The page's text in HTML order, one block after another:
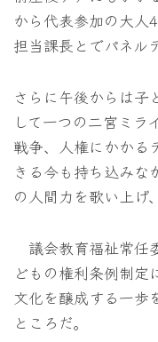
から代表参加の大人
担当課長とでパネル
さらに午後からは子
して一つの二宮ミラ
戦争、人権にかかる
きる今も持ち込みな
の人間力を歌い上げ
議会教育福祉常任
どもの権利条例制定
文化を醸成する一歩
ところだ。